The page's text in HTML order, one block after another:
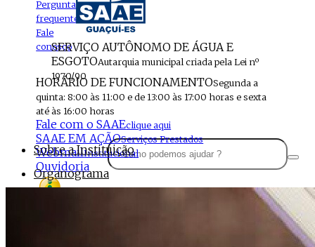
Perguntas
frequentes
Fale
conosco
SERVIÇO AUTÔNOMO DE ÁGUA E
ESGOTOAutarquia municipal criada pela Lei nº
1970/90
HORÁRIO DE FUNCIONAMENTOSegunda a
quinta: 8:00 às 11:00 e de 13:00 às 17:00 horas e sexta
até às 16:00 horas
Fale com o SAAEclique aqui
SAAE EM AÇÃOServiços Prestados
WebmailInstitucional
Ouvidoria
Sobre a Instituição
Organograma